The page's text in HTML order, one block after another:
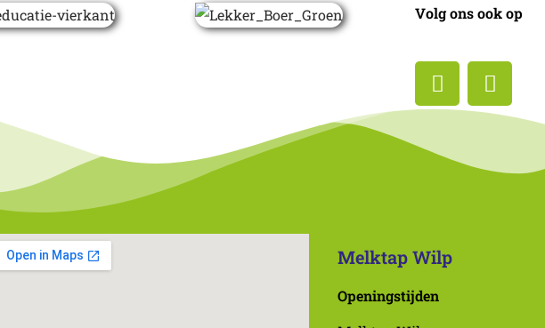
Volg ons ook op
Melktap Wilp
Openingstijden